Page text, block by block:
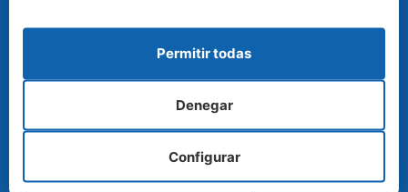
Ofrecemos garantías de nuestros trabajos,
Configurar
Denegar
Permitir todas